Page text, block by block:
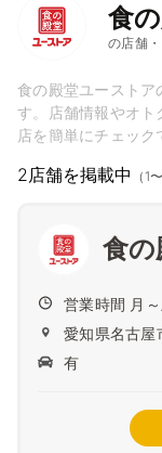
食
の店舗
食の殿堂ユーストア
す。店舗情報やオト
店を簡単にチェック
2店舗を掲載中 （1
食
営業時間 月
愛知県名古屋
有